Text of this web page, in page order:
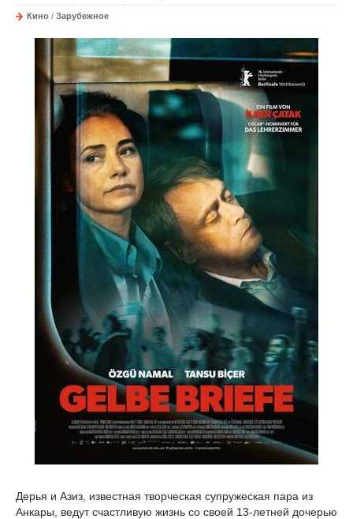
Кино / Зарубежное
Дерья и Азиз, известная творческая супружеская пара из
Анкары, ведут счастливую жизнь со своей 13-летней дочерью